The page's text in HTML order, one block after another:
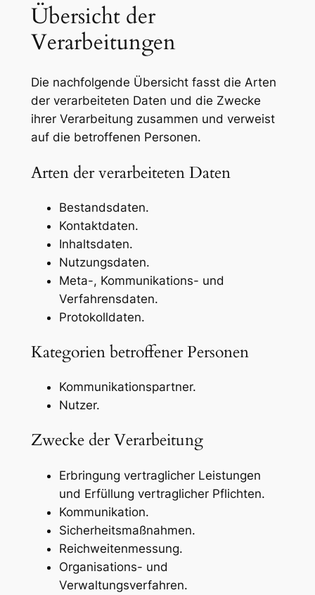
Übersicht der
Verarbeitungen
Die nachfolgende Übersicht fasst die Arten
der verarbeiteten Daten und die Zwecke
ihrer Verarbeitung zusammen und verweist
auf die betroffenen Personen.
Arten der verarbeiteten Daten
Bestandsdaten.
Kontaktdaten.
Inhaltsdaten.
Nutzungsdaten.
Meta-, Kommunikations- und
Verfahrensdaten.
Protokolldaten.
Kategorien betroffener Personen
Kommunikationspartner.
Nutzer.
Zwecke der Verarbeitung
Erbringung vertraglicher Leistungen
und Erfüllung vertraglicher Pflichten.
Kommunikation.
Sicherheitsmaßnahmen.
Reichweitenmessung.
Organisations- und
Verwaltungsverfahren.